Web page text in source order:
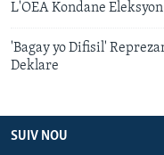
L'OEA Kondane
'Bagay yo Difisil'
Deklare
SUIV NOU